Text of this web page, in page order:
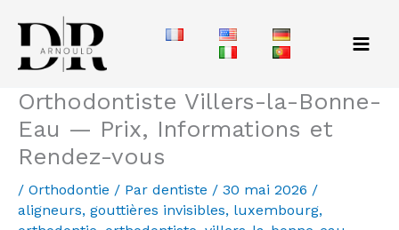
contenu
Orthodontiste Villers-la-Bonne-
Eau — Prix, Informations et
Rendez-vous
/ Orthodontie / Par dentiste / 30 mai 2026 /
aligneurs, gouttières invisibles, luxembourg,